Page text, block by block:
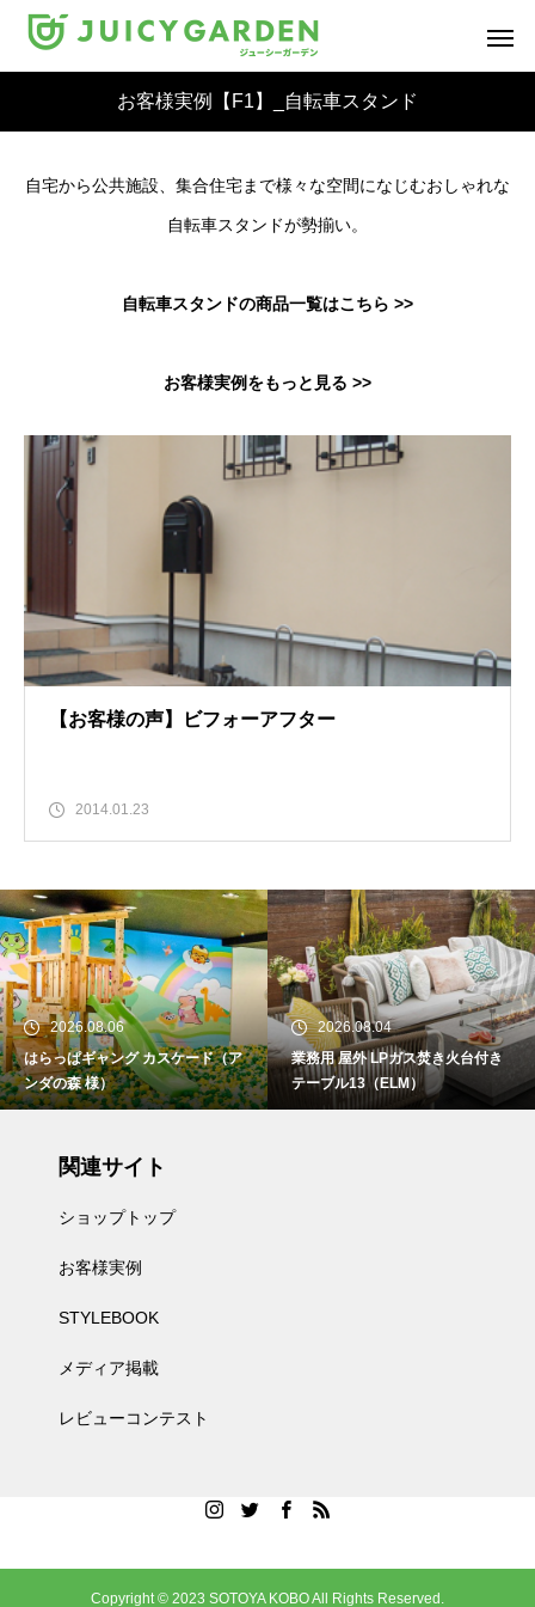
お客様実例【F1】_自転車スタンド
自宅から公共施設、集合住宅まで様々な空間になじむおしゃれな
自転車スタンドが勢揃い。
自転車スタンドの商品一覧はこちら >>
お客様実例をもっと見る >>
【お客様の声】ビフォーアフター
2014.01.23
2026.08.06
はらっぱギャング カスケード（ア
ンダの森 様）
2026.08.04
業務用 屋外 LPガス焚き火台付き
テーブル13（ELM）
関連サイト
ショップトップ
お客様実例
STYLEBOOK
メディア掲載
レビューコンテスト
Copyright © 2023 SOTOYA KOBO All Rights Reserved.